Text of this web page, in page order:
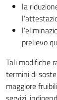
la
prelievo
Tali modifiche
termini di
maggiore